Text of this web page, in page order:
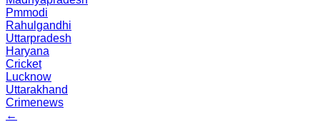
Pmmodi
Rahulgandhi
Uttarpradesh
Haryana
Cricket
Lucknow
Uttarakhand
Crimenews
←